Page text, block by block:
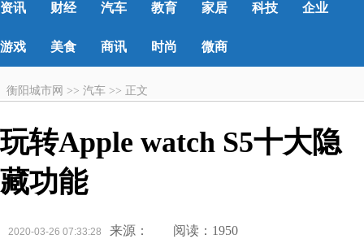
资讯 财经 汽车 教育 家居 科技 企业
游戏 美食 商讯 时尚 微商
衡阳城市网 >> 汽车 >> 正文
玩转Apple watch S5十大隐
藏功能
2020-03-26 07:33:28 来源： 阅读：1950